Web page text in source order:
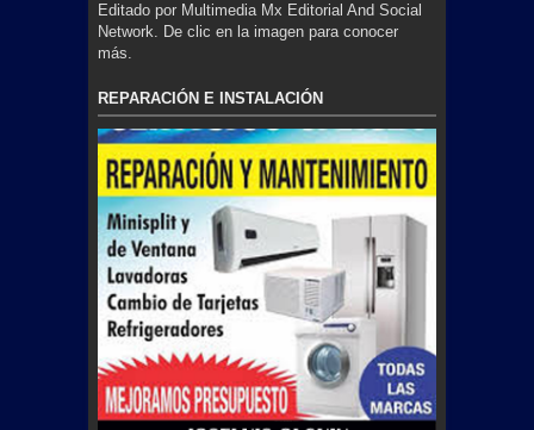
Editado por Multimedia Mx Editorial And Social
Network. De clic en la imagen para conocer
más.
REPARACIÓN E INSTALACIÓN